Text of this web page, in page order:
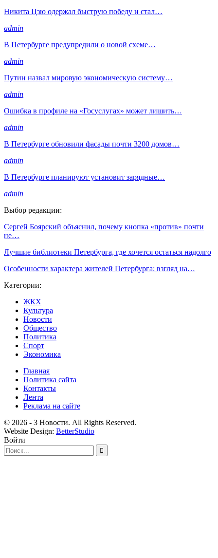
Никита Цзю одержал быструю победу и стал…
admin
В Петербурге предупредили о новой схеме…
admin
Путин назвал мировую экономическую систему…
admin
Ошибка в профиле на «Госуслугах» может лишить…
admin
В Петербурге обновили фасады почти 3200 домов…
admin
В Петербурге планируют установит зарядные…
admin
Выбор редакции:
Сергей Боярский объяснил, почему кнопка «против» почти
не…
Лучшие библиотеки Петербурга, где хочется остаться надолго
Особенности характера жителей Петербурга: взгляд на…
Категории:
ЖКХ
Культура
Новости
Общество
Политика
Спорт
Экономика
Главная
Политика сайта
Контакты
Лента
Реклама на сайте
© 2026 - 3 Новости. All Rights Reserved.
Website Design: BetterStudio
Войти